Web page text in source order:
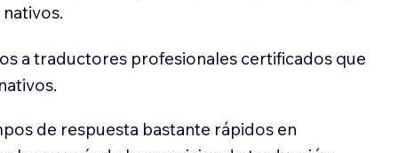
a traductores profesionales certificados que
de respuesta bastante rápidos en